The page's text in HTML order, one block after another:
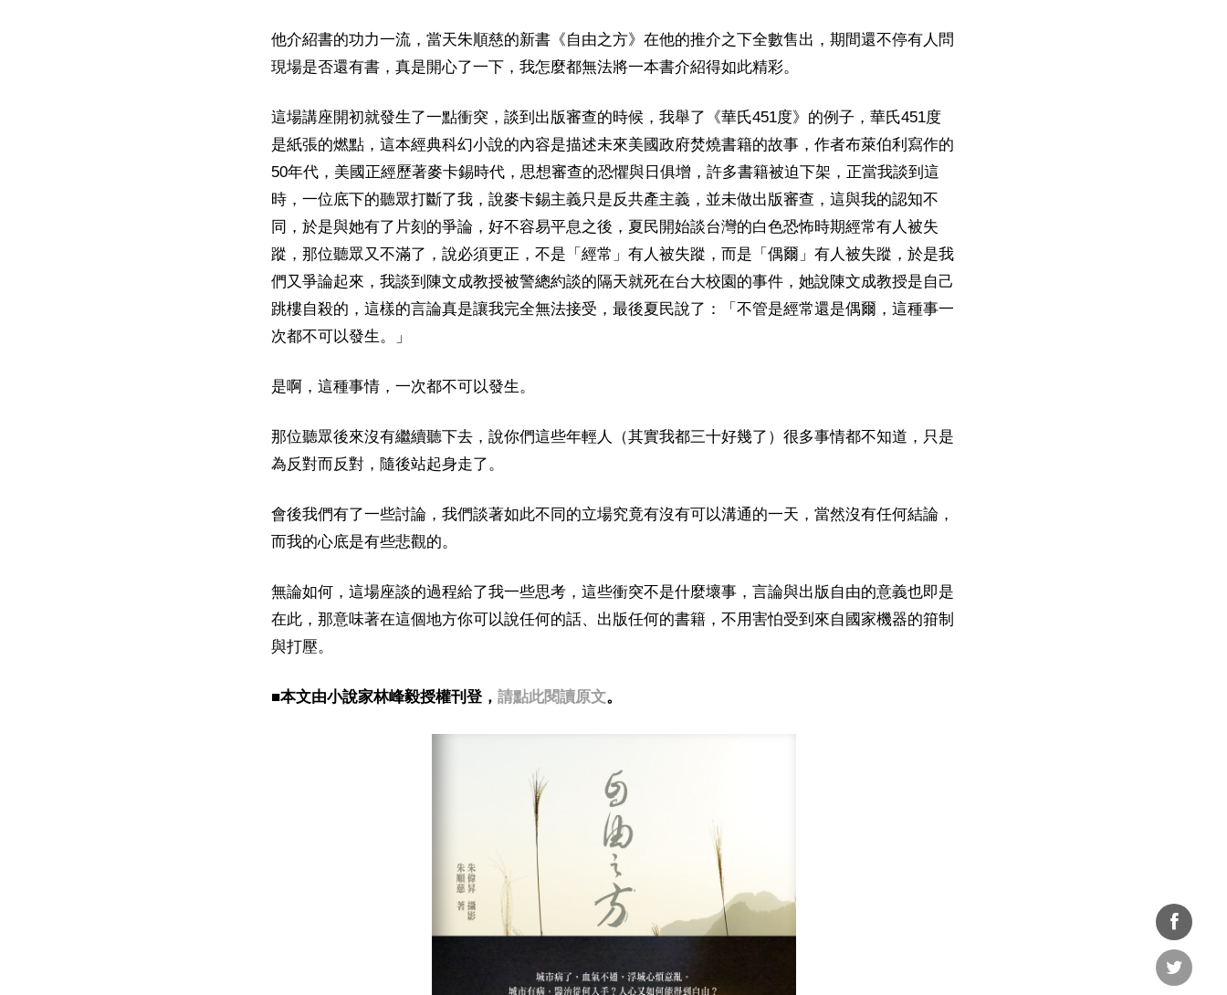
他介紹書的功力一流，當天朱順慈的新書《自由之方》在他的推介之下全數售出，期間還不停有人問
現場是否還有書，真是開心了一下，我怎麼都無法將一本書介紹得如此精彩。
這場講座開初就發生了一點衝突，談到出版審查的時候，我舉了《華氏451度》的例子，華氏451度
是紙張的燃點，這本經典科幻小說的內容是描述未來美國政府焚燒書籍的故事，作者布萊伯利寫作的
50年代，美國正經歷著麥卡錫時代，思想審查的恐懼與日俱增，許多書籍被迫下架，正當我談到這
時，一位底下的聽眾打斷了我，說麥卡錫主義只是反共產主義，並未做出版審查，這與我的認知不
同，於是與她有了片刻的爭論，好不容易平息之後，夏民開始談台灣的白色恐怖時期經常有人被失
蹤，那位聽眾又不滿了，說必須更正，不是「經常」有人被失蹤，而是「偶爾」有人被失蹤，於是我
們又爭論起來，我談到陳文成教授被警總約談的隔天就死在台大校園的事件，她說陳文成教授是自己
跳樓自殺的，這樣的言論真是讓我完全無法接受，最後夏民說了：「不管是經常還是偶爾，這種事一
次都不可以發生。」
是啊，這種事情，一次都不可以發生。
那位聽眾後來沒有繼續聽下去，說你們這些年輕人（其實我都三十好幾了）很多事情都不知道，只是
為反對而反對，隨後站起身走了。
會後我們有了一些討論，我們談著如此不同的立場究竟有沒有可以溝通的一天，當然沒有任何結論，
而我的心底是有些悲觀的。
無論如何，這場座談的過程給了我一些思考，這些衝突不是什麼壞事，言論與出版自由的意義也即是
在此，那意味著在這個地方你可以說任何的話、出版任何的書籍，不用害怕受到來自國家機器的箝制
與打壓。
■本文由小說家林峰毅授權刊登， 請點此閱讀原文。
分享